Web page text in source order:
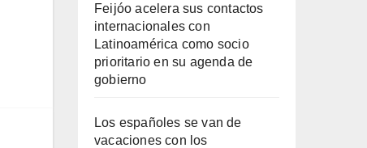
Feijóo acelera sus contactos
internacionales con
Latinoamérica como socio
prioritario en su agenda de
gobierno
Los españoles se van de
vacaciones con los